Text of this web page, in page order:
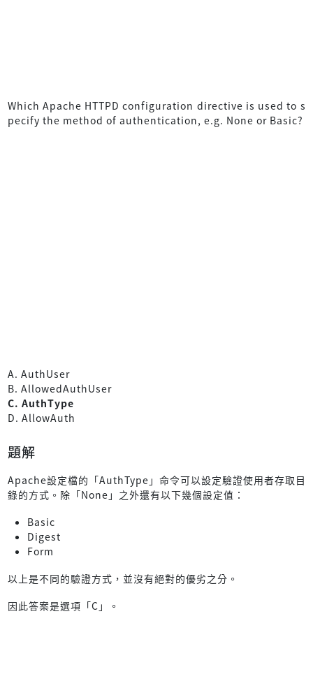
Which Apache HTTPD configuration directive is used to s
pecify the method of authentication, e.g. None or Basic?
A. AuthUser
B. AllowedAuthUser
C. AuthType
D. AllowAuth
題解
Apache設定檔的「AuthType」命令可以設定驗證使用者存取目
錄的方式。除「None」之外還有以下幾個設定值：
Basic
Digest
Form
以上是不同的驗證方式，並沒有絕對的優劣之分。
因此答案是選項「C」。